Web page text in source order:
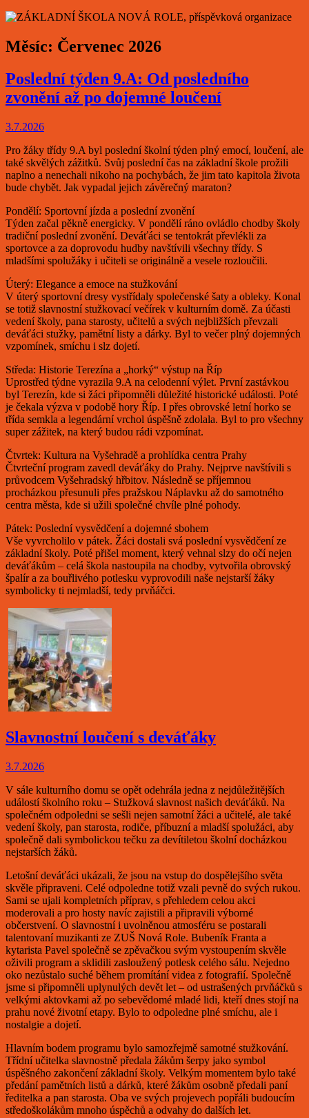
Měsíc: Červenec 2026
Poslední týden 9.A: Od posledního
zvonění až po dojemné loučení
3.7.2026
Pro žáky třídy 9.A byl poslední školní týden plný emocí, loučení, ale
také skvělých zážitků. Svůj poslední čas na základní škole prožili
naplno a nenechali nikoho na pochybách, že jim tato kapitola života
bude chybět. Jak vypadal jejich závěrečný maraton?
Pondělí: Sportovní jízda a poslední zvonění
Týden začal pěkně energicky. V pondělí ráno ovládlo chodby školy
tradiční poslední zvonění. Deváťáci se tentokrát převlékli za
sportovce a za doprovodu hudby navštívili všechny třídy. S
mladšími spolužáky i učiteli se originálně a vesele rozloučili.
Úterý: Elegance a emoce na stužkování
V úterý sportovní dresy vystřídaly společenské šaty a obleky. Konal
se totiž slavnostní stužkovací večírek v kulturním domě. Za účasti
vedení školy, pana starosty, učitelů a svých nejbližších převzali
deváťáci stužky, pamětní listy a dárky. Byl to večer plný dojemných
vzpomínek, smíchu i slz dojetí.
Středa: Historie Terezína a „horký“ výstup na Říp
Uprostřed týdne vyrazila 9.A na celodenní výlet. První zastávkou
byl Terezín, kde si žáci připomněli důležité historické události. Poté
je čekala výzva v podobě hory Říp. I přes obrovské letní horko se
třída semkla a legendární vrchol úspěšně zdolala. Byl to pro všechny
super zážitek, na který budou rádi vzpomínat.
Čtvrtek: Kultura na Vyšehradě a prohlídka centra Prahy
Čtvrteční program zavedl deváťáky do Prahy. Nejprve navštívili s
průvodcem Vyšehradský hřbitov. Následně se příjemnou
procházkou přesunuli přes pražskou Náplavku až do samotného
centra města, kde si užili společné chvíle plné pohody.
Pátek: Poslední vysvědčení a dojemné sbohem
Vše vyvrcholilo v pátek. Žáci dostali svá poslední vysvědčení ze
základní školy. Poté přišel moment, který vehnal slzy do očí nejen
deváťákům – celá škola nastoupila na chodby, vytvořila obrovský
špalír a za bouřlivého potlesku vyprovodili naše nejstarší žáky
symbolicky ti nejmladší, tedy prvňáčci.
Slavnostní loučení s deváťáky
3.7.2026
V sále kulturního domu se opět odehrála jedna z nejdůležitějších
událostí školního roku – Stužková slavnost našich deváťáků. Na
společném odpoledni se sešli nejen samotní žáci a učitelé, ale také
vedení školy, pan starosta, rodiče, příbuzní a mladší spolužáci, aby
společně dali symbolickou tečku za devítiletou školní docházkou
nejstarších žáků.
Letošní deváťáci ukázali, že jsou na vstup do dospělejšího světa
skvěle připraveni. Celé odpoledne totiž vzali pevně do svých rukou.
Sami se ujali kompletních příprav, s přehledem celou akci
moderovali a pro hosty navíc zajistili a připravili výborné
občerstvení. O slavnostní i uvolněnou atmosféru se postarali
talentovaní muzikanti ze ZUŠ Nová Role. Bubeník Franta a
kytarista Pavel společně se zpěvačkou svým vystoupením skvěle
oživili program a sklidili zasloužený potlesk celého sálu. Nejedno
oko nezůstalo suché během promítání videa z fotografií. Společně
jsme si připomněli uplynulých devět let – od ustrašených prvňáčků s
velkými aktovkami až po sebevědomé mladé lidi, kteří dnes stojí na
prahu nové životní etapy. Bylo to odpoledne plné smíchu, ale i
nostalgie a dojetí.
Hlavním bodem programu bylo samozřejmě samotné stužkování.
Třídní učitelka slavnostně předala žákům šerpy jako symbol
úspěšného zakončení základní školy. Velkým momentem bylo také
předání pamětních listů a dárků, které žákům osobně předali paní
ředitelka a pan starosta. Oba ve svých projevech popřáli budoucím
středoškolákům mnoho úspěchů a odvahy do dalších let.